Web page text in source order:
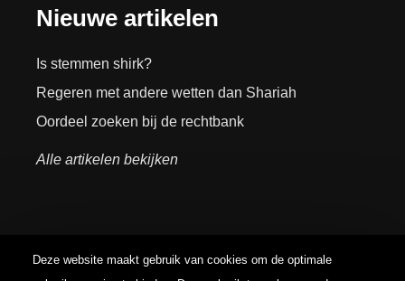
Nieuwe artikelen
Is stemmen shirk?
Regeren met andere wetten dan Shariah
Oordeel zoeken bij de rechtbank
Alle artikelen bekijken
Deze website maakt gebruik van cookies om de optimale